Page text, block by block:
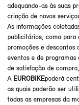
adequando-as às suas
criação de novos
As informações
publicitários, como para
promoções e descontos
eventos e de programas
de satisfação de
A EUROBIKEpoderá
as quais poderão ser
todas as empresas da